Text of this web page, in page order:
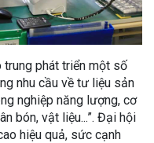
trung phát triển một số
nhu cầu về tư liệu sản
nghiệp năng lượng, cơ
bón, vật liệu...”. Đại hội
hiệu quả, sức cạnh